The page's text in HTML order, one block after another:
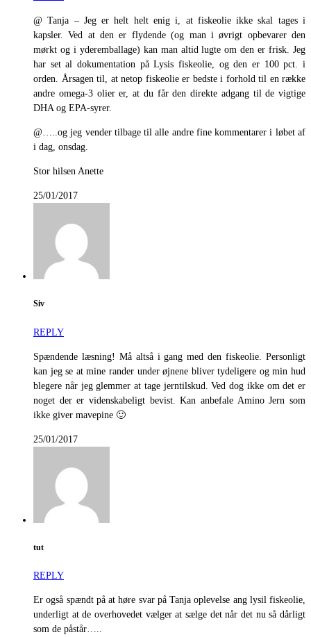
@ Tanja – Jeg er helt helt enig i, at fiskeolie ikke skal tages i
kapsler. Ved at den er flydende (og man i øvrigt opbevarer den
mørkt og i yderemballage) kan man altid lugte om den er frisk. Jeg
har set al dokumentation på Lysis fiskeolie, og den er 100 pct. i
orden. Årsagen til, at netop fiskeolie er bedste i forhold til en række
andre omega-3 olier er, at du får den direkte adgang til de vigtige
DHA og EPA-syrer.
@…..og jeg vender tilbage til alle andre fine kommentarer i løbet af
i dag, onsdag.
Stor hilsen Anette
25/01/2017
Siv
REPLY
Spændende læsning! Må altså i gang med den fiskeolie. Personligt
kan jeg se at mine rander under øjnene bliver tydeligere og min hud
blegere når jeg glemmer at tage jerntilskud. Ved dog ikke om det er
noget der er videnskabeligt bevist. Kan anbefale Amino Jern som
ikke giver mavepine 🙂
25/01/2017
tut
REPLY
Er også spændt på at høre svar på Tanja oplevelse ang lysil fiskeolie,
underligt at de overhovedet vælger at sælge det når det nu så dårligt
som de påstår…..